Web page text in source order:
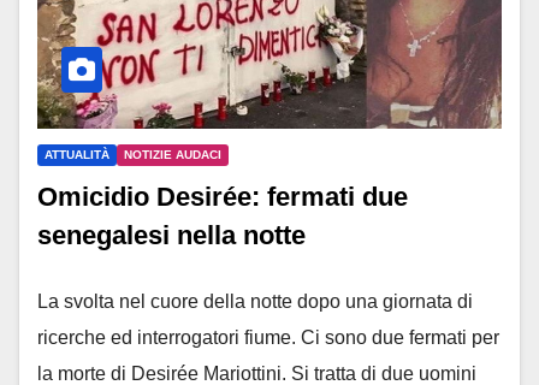
ATTUALITÀ NOTIZIE AUDACI
Omicidio Desirée: fermati due
senegalesi nella notte
La svolta nel cuore della notte dopo una giornata di
ricerche ed interrogatori fiume. Ci sono due fermati per
la morte di Desirée Mariottini. Si tratta di due uomini